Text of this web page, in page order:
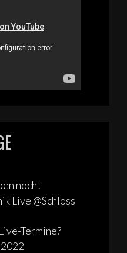
noch!
Live @Schloss
Termine?